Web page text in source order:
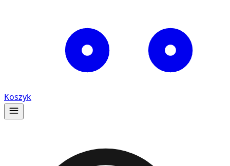
Koszyk